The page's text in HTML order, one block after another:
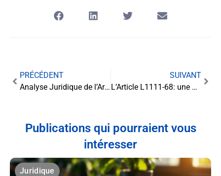
PRÉCÉDENT
Analyse Juridique de l’Article L1111-67: Le Droit à l’Information Judiciaire, entre transparence et protection des droits individuels
SUIVANT
L’Article L1111-68: une garantie essentielle pour les droits de la défense en matière de saisie
Publications qui pourraient vous
intéresser
Juridique